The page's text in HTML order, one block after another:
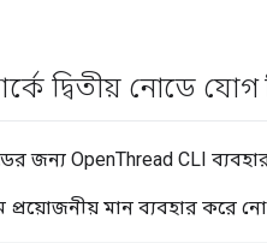
দ্বিতীয় নোডে যোগ
জন্য OpenThread CLI
প্রয়োজনীয় মান ব্যবহার করে